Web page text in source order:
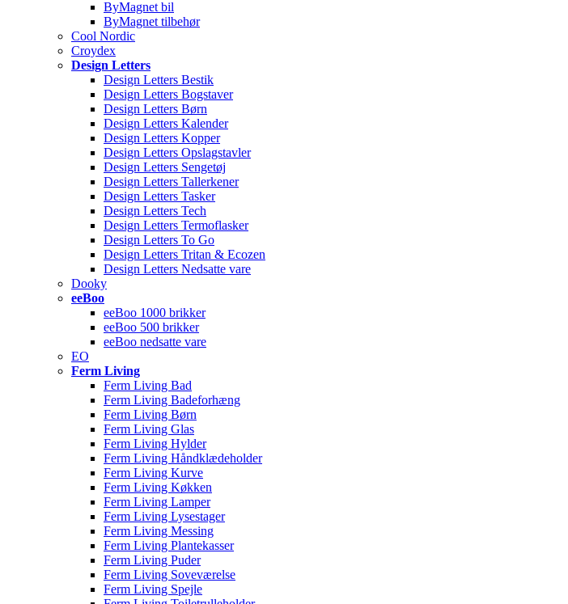
ByMagnet bil
ByMagnet tilbehør
Cool Nordic
Croydex
Design Letters
Design Letters Bestik
Design Letters Bogstaver
Design Letters Børn
Design Letters Kalender
Design Letters Kopper
Design Letters Opslagstavler
Design Letters Sengetøj
Design Letters Tallerkener
Design Letters Tasker
Design Letters Tech
Design Letters Termoflasker
Design Letters To Go
Design Letters Tritan & Ecozen
Design Letters Nedsatte vare
Dooky
eeBoo
eeBoo 1000 brikker
eeBoo 500 brikker
eeBoo nedsatte vare
EO
Ferm Living
Ferm Living Bad
Ferm Living Badeforhæng
Ferm Living Børn
Ferm Living Glas
Ferm Living Hylder
Ferm Living Håndklædeholder
Ferm Living Kurve
Ferm Living Køkken
Ferm Living Lamper
Ferm Living Lysestager
Ferm Living Messing
Ferm Living Plantekasser
Ferm Living Puder
Ferm Living Soveværelse
Ferm Living Spejle